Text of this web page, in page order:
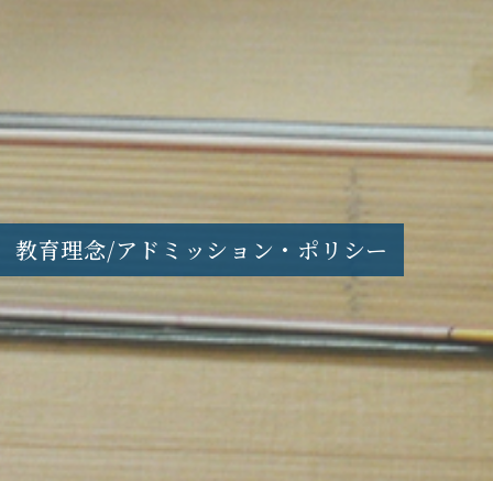
教育理念/アドミッション・ポリシー